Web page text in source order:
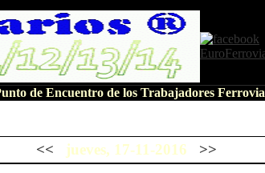
de Encuentro de los Trabajadores
<< jueves, 17-11-2016 >>